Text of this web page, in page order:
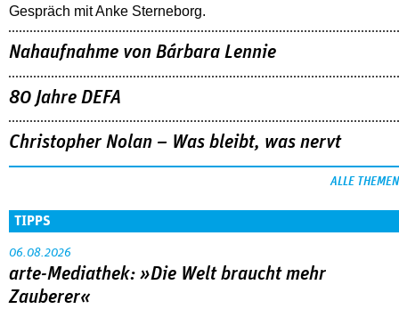
Gespräch mit Anke Sterneborg.
Nahaufnahme von Bárbara Lennie
80 Jahre DEFA
Christopher Nolan – Was bleibt, was nervt
ALLE THEMEN
TIPPS
06.08.2026
arte-Mediathek: »Die Welt braucht mehr
Zauberer«